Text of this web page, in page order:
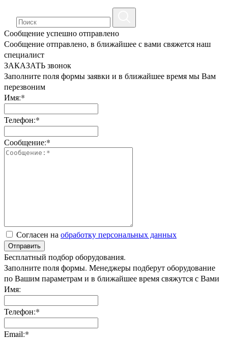
Сообщение успешно отправлено
Сообщение отправлено, в ближайшее с вами свяжется наш
специалист
ЗАКАЗАТЬ звонок
Заполните поля формы заявки и в ближайшее время мы Вам
перезвоним
Имя:*
Телефон:*
Сообщение:*
Согласен на обработку персональных данных
Отправить
Бесплатный подбор оборудования.
Заполните поля формы. Менеджеры подберут оборудование
по Вашим параметрам и в ближайшее время свяжутся с Вами
Имя:
Телефон:*
Email:*